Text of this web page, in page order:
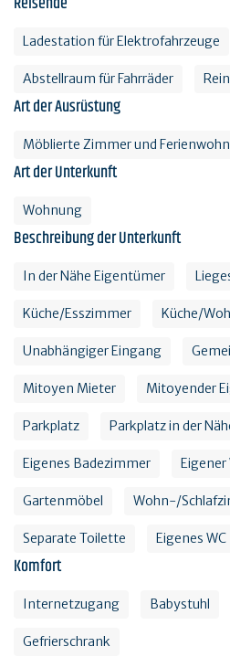
Ladestation für Elektrofahrzeuge
Abstellraum für Fahrräder
Art der Ausrüstung
Möblierte Zimmer und
Art der Unterkunft
Wohnung
Beschreibung der Unterkunft
In der Nähe Eigentümer
Küche/Esszimmer Küche/
Unabhängiger Eingang
Mitoyen Mieter Mitoyender
Parkplatz Parkplatz in der
Eigenes Badezimmer Eigener
Gartenmöbel Wohn-/
Separate Toilette Eigenes WC
Komfort
Internetzugang Babystuhl
Gefrierschrank